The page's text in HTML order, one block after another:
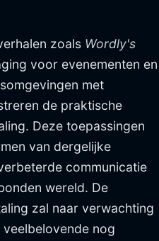
zoals Wordly's
voor evenementen en
met
de praktische
Deze toepassingen
van dergelijke
communicatie
wereld. De
zal naar verwachting
veelbelovende nog